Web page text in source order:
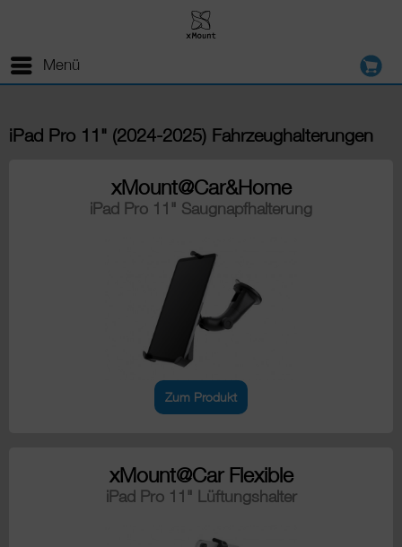
Menü
iPad Pro 11" (2024-2025) Fahrzeughalterungen
xMount@Car&Home
iPad Pro 11" Saugnapfhalterung
Zum Produkt
xMount@Car Flexible
iPad Pro 11" Lüftungshalter